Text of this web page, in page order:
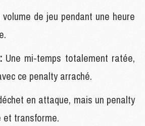
volume de jeu pendant une heure
Une mi-temps totalement ratée,
ce penalty arraché.
en attaque, mais un penalty
et transforme.